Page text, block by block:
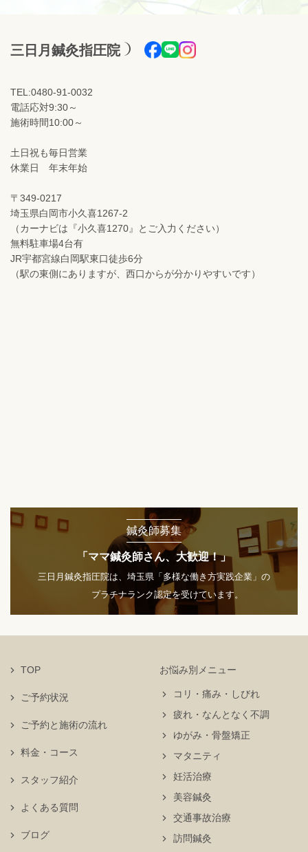
三日月鍼灸指圧院
TEL:0480-91-0032
電話応対9:30～
施術時間10:00～
土日祝も毎日営業
休業日 年末年始
〒349-0217
埼玉県白岡市小久喜1267-2
（カーナビは『小久喜1270』とご入力ください）
無料駐車場4台有
JR宇都宮線白岡駅東口徒歩6分
（駅の東側にありますが、西口からが分かりやすいです）
鍼灸師募集
「ママ鍼灸師さん、大歓迎！」
三日月鍼灸指圧院は、埼玉県「多様な働き方実践企業」の
プラチナランク認定を受けています。
TOP
ご予約状況
お悩み別メニュー
コリ・痛み・しびれ
疲れ・なんとなく不調
ゆがみ・骨盤矯正
マタニティ
妊活治療
美容鍼灸
交通事故治療
訪問鍼灸
ご予約と施術の流れ
料金・コース
スタッフ紹介
よくある質問
ブログ